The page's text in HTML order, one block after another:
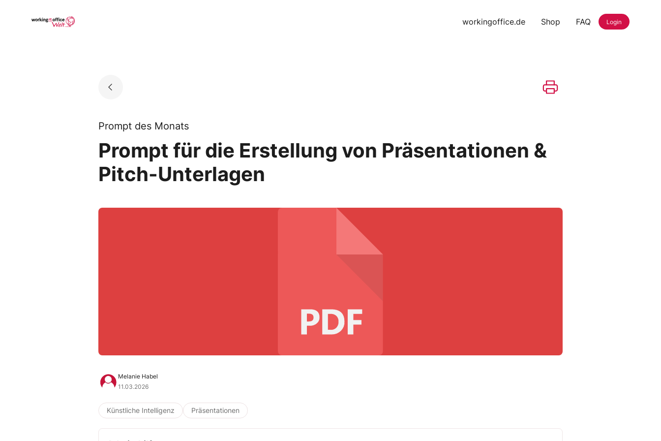
Go to landing page. workingoffice.de Shop FAQ Login
Prompt des Monats
Prompt für die Erstellung von Präsentationen &
Pitch-Unterlagen
Melanie Habel
11.03.2026
Künstliche Intelligenz Präsentationen